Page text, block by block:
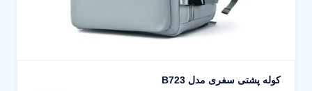
کوله پشتی سفری مدل B723